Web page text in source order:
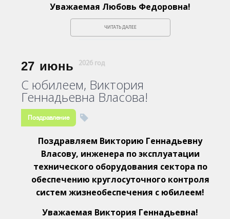
Уважаемая Любовь Федоровна!
ЧИТАТЬ ДАЛЕЕ
27 июнь 2026 год
С юбилеем, Виктория
Геннадьевна Власова!
Поздравление
Поздравляем Викторию Геннадьевну
Власову, инженера по эксплуатации
технического оборудования сектора по
обеспечению круглосуточного контроля
систем жизнеобеспечения с юбилеем!
Уважаемая Виктория Геннадьевна!